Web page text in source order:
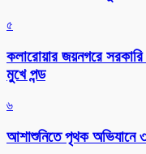
৫
কলারোয়ার জয়নগরে সরকারি
মুখে পন্ড
৬
আশাশুনিতে পৃথক অভিযানে